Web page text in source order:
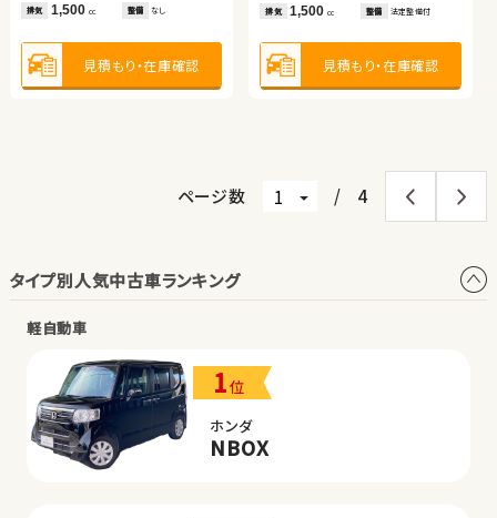
排気 1,500 cc 整備 なし
見積もり・在庫確認
排気 1,500cc 整備 法定整備付
見積もり・在庫確認
見積もり・在庫確認 見積もり・在庫確認
保証 なし 住所 埼玉県
排気 1,000cc 整備 なし
保証 なし 住所 福島県
排気 1,800cc 整備 なし
ページ数 / 4
タイプ別人気中古車ランキング
軽自動車
1位
ホンダ
NBOX